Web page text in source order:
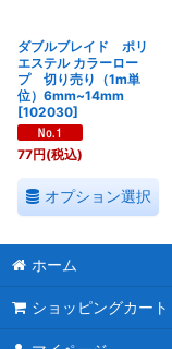
ダブルブレイド ポリ
エステル カラーロー
プ 切り売り（1m単
位）6mm~14mm
[102030]
77円(税込)
オプション選択
ホーム
ショッピングカート